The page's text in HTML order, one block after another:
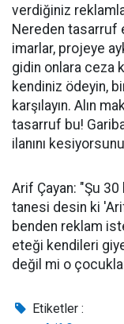
verdiğiniz
Nereden tasarruf
imarlar, projeye
gidin onlara ceza
kendiniz ödeyin,
karşılayın. Alın
tasarruf bu!
ilanını
Arif Çayan: "Şu 30
tanesi desin ki
benden reklam
eteği kendileri
değil mi o
Etiketler :